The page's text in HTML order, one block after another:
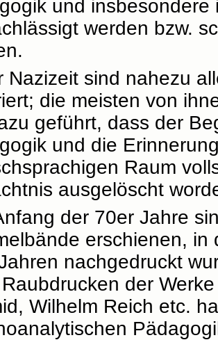
und
werden bzw.
Nazizeit sind nahezu
die meisten von
geführt, dass der
und die
Raum
ausgelöscht
der 70er Jahre
erschienen,
nachgedruckt
der
Wilhelm Reich etc.